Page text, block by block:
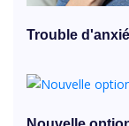
Trouble